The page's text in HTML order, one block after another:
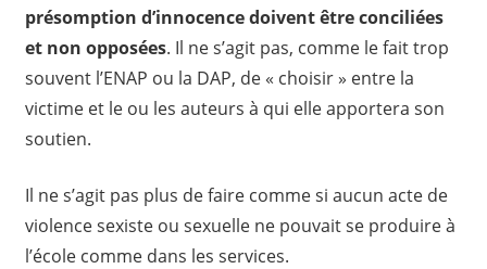
présomption d’innocence doivent être conciliées
et non opposées. Il ne s’agit pas, comme le fait trop
souvent l’ENAP ou la DAP, de « choisir » entre la
victime et le ou les auteurs à qui elle apportera son
soutien.
Il ne s’agit pas plus de faire comme si aucun acte de
violence sexiste ou sexuelle ne pouvait se produire à
l’école comme dans les services.